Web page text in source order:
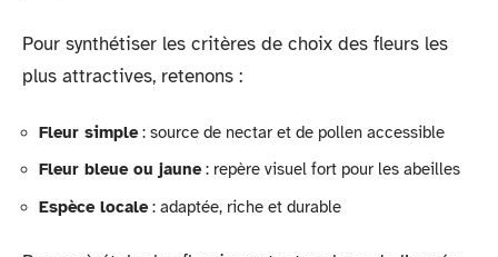
Pour synthétiser les critères de choix des fleurs les
plus attractives, retenons :
Fleur simple: source de nectar et de pollen accessible
Fleur bleue ou jaune: repère visuel fort pour les abeilles
Espèce locale: adaptée, riche et durable